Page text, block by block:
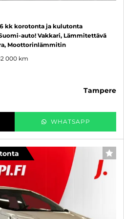
6 kk korotonta ja kulutonta
auto! Vakkari, Lämmitettävä
Moottorinlämmitin
000 km
tampere
WHATSAPP